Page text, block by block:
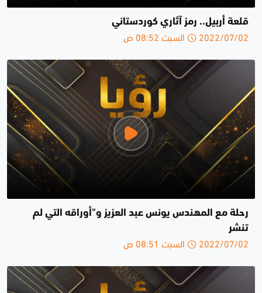
قلعة أربيل.. رمز آثاري كوردستاني
2022/07/02 السبت 08:52 ص
رحلة مع المهندس يونس عبد العزيز و"أوراقه التي لم
تنشر
2022/07/02 السبت 08:51 ص